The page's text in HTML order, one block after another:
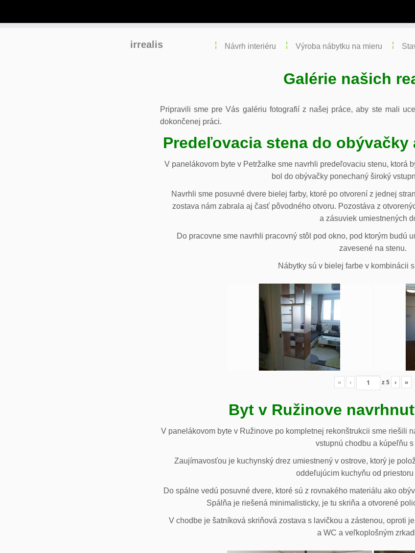
irrealis Návrh interiéru Výroba nábytku na mieru
Galérie našich
Pripravili sme pre Vás galériu fotografií z našej práce, aby ste mali
dokončenej práci.
Predeľovacia stena do obývačky
V panelákovom byte v Petržalke sme navrhli predeľovaciu stenu, ktorá
bol do obývačky ponechaný široký
Navrhli sme posuvné dvere bielej farby, ktoré po otvorení z jednej
zostava nám zabrala aj časť pôvodného otvoru. Pozostáva z
a zásuviek umiestnených
Do pracovne sme navrhli pracovný stôl pod okno, pod ktorým budú
zavesené na stenu.
Nábytky sú v bielej farbe v kombinácii
« ‹ z5 › »
Byt v Ružinove
V panelákovom byte v Ružinove po kompletnej rekonštrukcii sme riešili
vstupnú chodbu a kúpeľňu s
Zaujímavosťou je kuchynský drez umiestnený v ostrove, ktorý je
oddeľujúcim kuchyňu od priestoru
Do spálne vedú posuvné dvere, ktoré sú z rovnakého materiálu ako
Spálňa je riešená minimalisticky, je tu skriňa a otvorené
V chodbe je šatníková skriňová zostava s lavičkou a zástenou, oproti
a WC a veľkoplošným